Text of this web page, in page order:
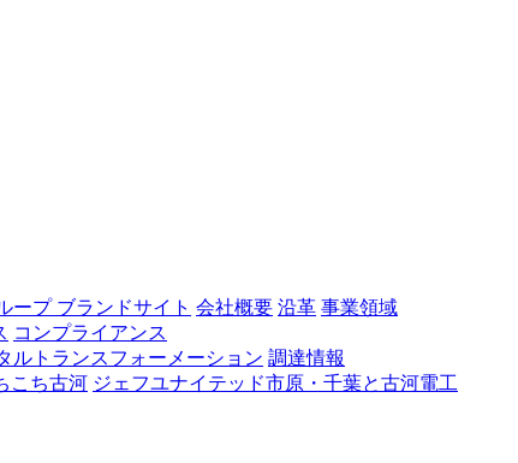
ープ ブランドサイト 会社概要 沿革 事業領域
コンプライアンス
ルトランスフォーメーション 調達情報
こち古河 ジェフユナイテッド市原・千葉と古河電工